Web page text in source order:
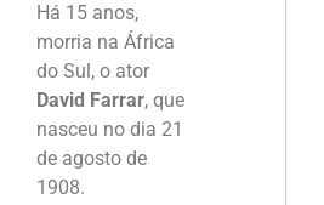
Há 15 anos,
morria na África
do Sul, o ator
David Farrar, que
nasceu no dia 21
de agosto de
1908.